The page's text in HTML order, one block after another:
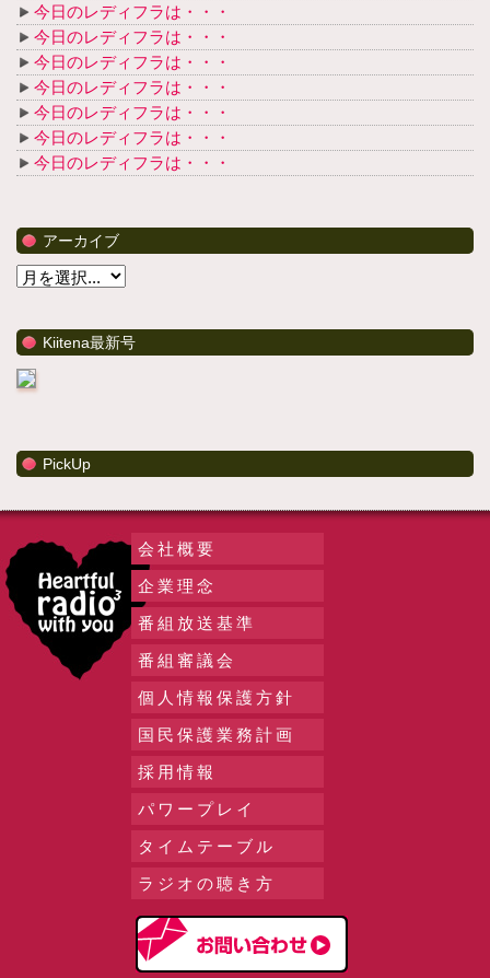
今日のレディフラは・・・
今日のレディフラは・・・
今日のレディフラは・・・
今日のレディフラは・・・
今日のレディフラは・・・
今日のレディフラは・・・
今日のレディフラは・・・
アーカイブ
Kiitena最新号
PickUp
会社概要
企業理念
番組放送基準
番組審議会
個人情報保護方針
国民保護業務計画
採用情報
パワープレイ
タイムテーブル
ラジオの聴き方